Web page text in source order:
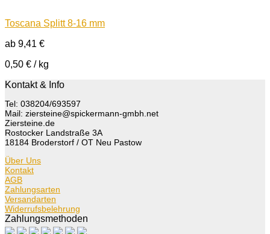
Toscana Splitt 8-16 mm
ab 9,41 €
0,50 € / kg
Kontakt & Info
Tel: 038204/693597
Mail: ziersteine@spickermann-gmbh.net
Ziersteine.de
Rostocker Landstraße 3A
18184 Broderstorf / OT Neu Pastow
Über Uns
Kontakt
AGB
Zahlungsarten
Versandarten
Widerrufsbelehrung
Zahlungsmethoden